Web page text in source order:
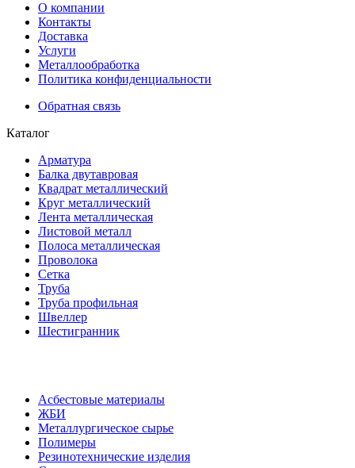
О компании
Контакты
Доставка
Услуги
Металлообработка
Политика конфиденциальности
Обратная связь
Каталог
Арматура
Балка двутавровая
Квадрат металлический
Круг металлический
Лента металлическая
Листовой металл
Полоса металлическая
Проволока
Сетка
Труба
Труба профильная
Швеллер
Шестигранник
Асбестовые материалы
ЖБИ
Металлургическое сырье
Полимеры
Резинотехнические изделия